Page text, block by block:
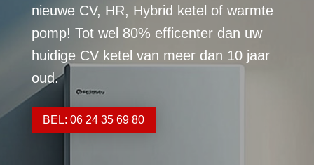
nieuwe CV, HR, Hybrid ketel of warmte
pomp! Tot wel 80% efficenter dan uw
huidige CV ketel van meer dan 10 jaar
oud.
BEL: 06 24 35 69 80